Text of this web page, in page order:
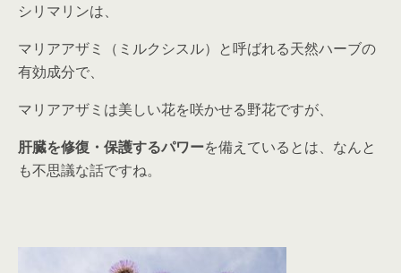
シリマリンは、
マリアアザミ（ミルクシスル）と呼ばれる天然ハーブの
有効成分で、
マリアアザミは美しい花を咲かせる野花ですが、
肝臓を修復・保護するパワーを備えているとは、なんと
も不思議な話ですね。